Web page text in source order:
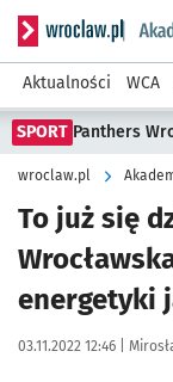
Serwis
Aktualności WCA
SPORT Panthers
wroclaw.pl
To już się
energetyki
Data publikacji:
03.11.2022 12:46 | Autor: